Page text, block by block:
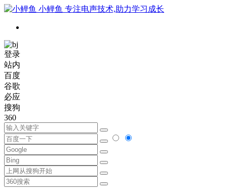
小鲤鱼 专注电声技术,助力学习成长
登录
站内
百度
谷歌
必应
搜狗
360